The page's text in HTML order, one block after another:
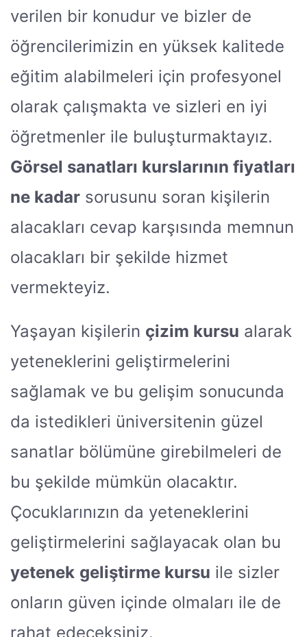
verilen bir konudur ve bizler de
öğrencilerimizin en yüksek kalitede
eğitim alabilmeleri için profesyonel
olarak çalışmakta ve sizleri en iyi
öğretmenler ile buluşturmaktayız.
Görsel sanatları kurslarının fiyatları
ne kadar sorusunu soran kişilerin
alacakları cevap karşısında memnun
olacakları bir şekilde hizmet
vermekteyiz.
Yaşayan kişilerin çizim kursu alarak
yeteneklerini geliştirmelerini
sağlamak ve bu gelişim sonucunda
da istedikleri üniversitenin güzel
sanatlar bölümüne girebilmeleri de
bu şekilde mümkün olacaktır.
Çocuklarınızın da yeteneklerini
geliştirmelerini sağlayacak olan bu
yetenek geliştirme kursu ile sizler
onların güven içinde olmaları ile de
rahat edeceksiniz.